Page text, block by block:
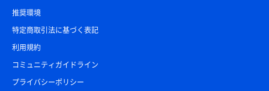
推奨環境
特定商取引法に基づく表記
利用規約
コミュニティガイドライン
プライバシーポリシー